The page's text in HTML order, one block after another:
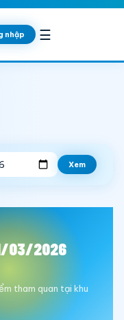
nhập ☰
Xem
03/2026
tham quan tại khu